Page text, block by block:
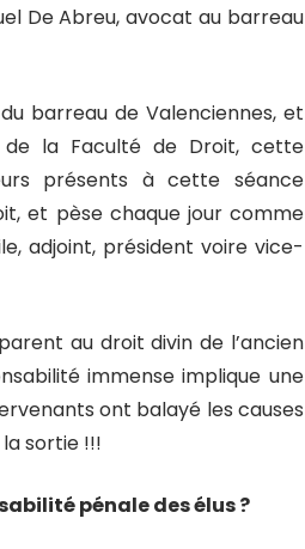
De Abreu, avocat au barreau
barreau de Valenciennes, et
de la Faculté de Droit, cette
présents à cette séance
et pèse chaque jour comme
adjoint, président voire vice-
au droit divin de l’ancien
immense implique une
ont balayé les causes
sortie !!!
pénale des élus ?